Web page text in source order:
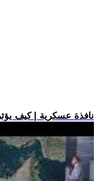
.. نافذة عسكرية | كيف